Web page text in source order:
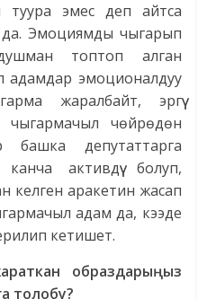
туура эмес деп айтса
Эмоциямды чыгарып
топтоп алган
адамдар эмоционалдуу
жаралбайт, эргүү
чыгармачыл чөйрөдөн
башка депутаттарга
активдүү болуп,
келген аракетин жасап
адам да, кээде
кетишет.
образдарыңыз
толобу?